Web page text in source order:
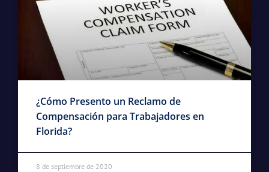
¿Cómo Presento un Reclamo de
Compensación para Trabajadores en
Florida?
8 de septiembre de 2020